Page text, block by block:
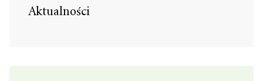
Aktualności